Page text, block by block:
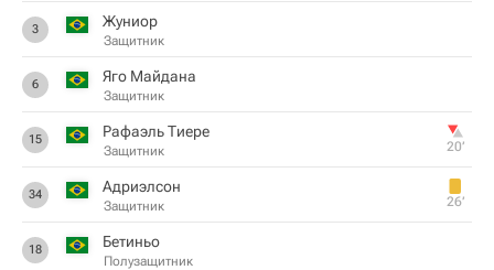
3 Жуниор
Защитник
6 Яго Майдана
Защитник
15 Рафаэль Тиере
Защитник 20‎’‎
34 Адриэлсон
Защитник 26‎’‎
18 Бетиньо
Полузащитник